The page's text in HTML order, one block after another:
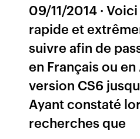
09/11/2014 ·
rapide et
suivre afin de
en Français ou
version CS6
Ayant constaté
recherches que